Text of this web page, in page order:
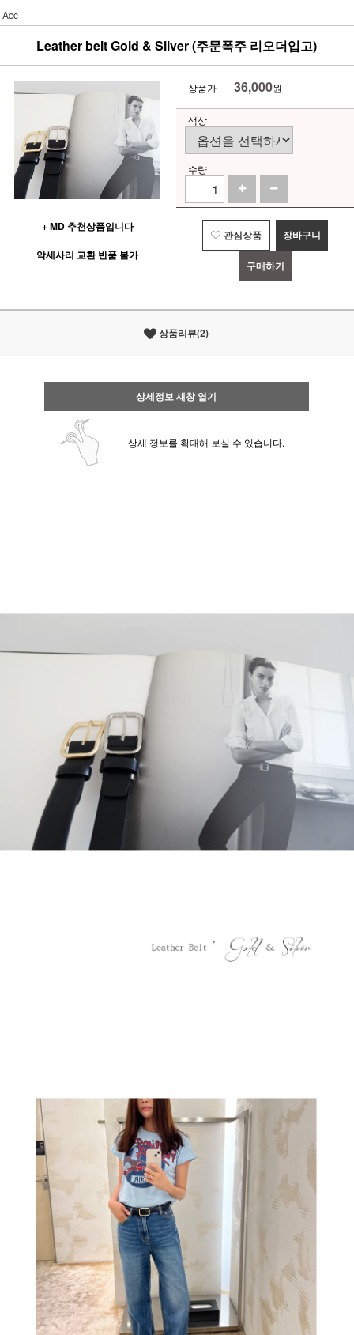
Acc
Leather belt Gold & Silver (주문폭주 리오더입고)
+ MD 추천상품입니다
악세사리 교환 반품 불가
상품가 36,000원
색상
수량
관심상품 장바구니
구매하기
상품리뷰(2)
상세정보 새창 열기
상세 정보를 확대해 보실 수 있습니다.